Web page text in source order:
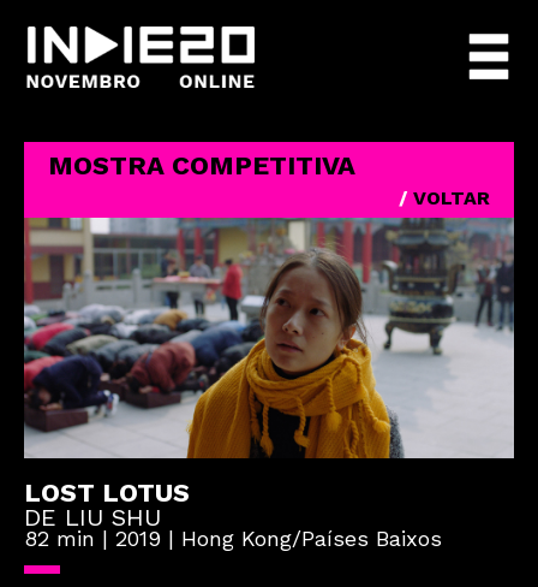
MOSTRA COMPETITIVA
/ VOLTAR
LOST LOTUS
DE LIU SHU
82 min | 2019 | Hong Kong/Países Baixos